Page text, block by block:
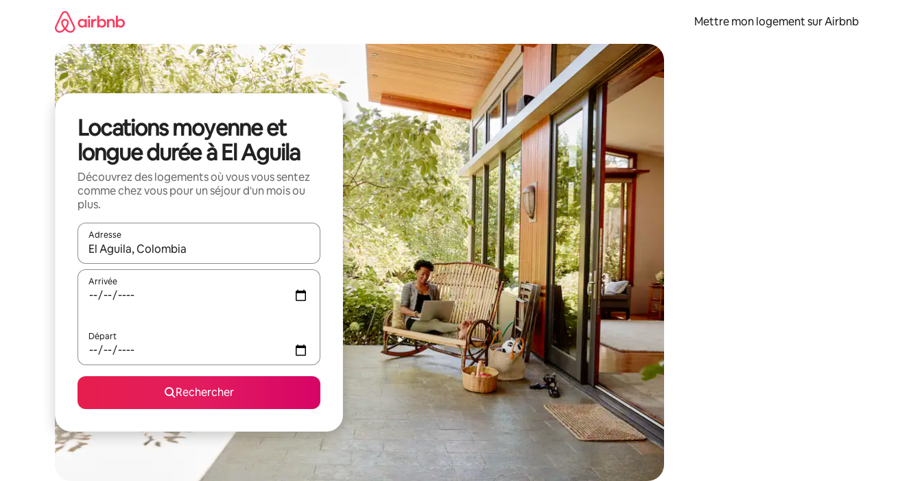
Mettre mon logement sur Airbnb
Locations moyenne et
longue durée à El Aguila
Découvrez des logements où vous vous sentez
comme chez vous pour un séjour d'un mois ou
plus.
Adresse
Lorsque les résultats s'affichent, utilisez les flèches vers le haut et vers le bas pour les parcourir ou en appuyant et en faisant glisser.
Arrivée
Départ
Rechercher